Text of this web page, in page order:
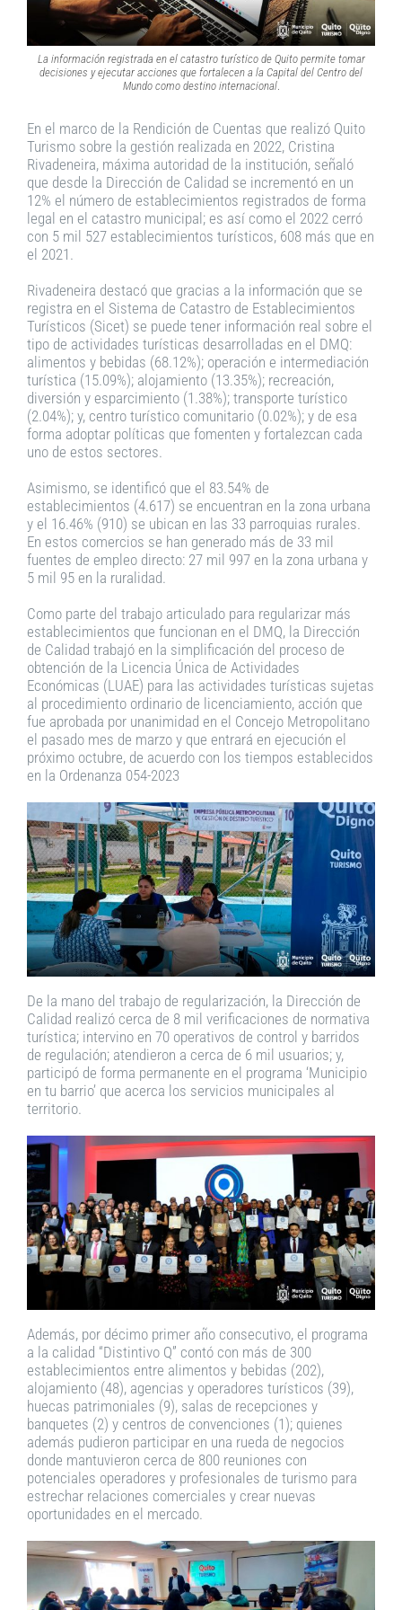
La información registrada en el catastro turístico de Quito permite tomar
decisiones y ejecutar acciones que fortalecen a la Capital del Centro del
Mundo como destino internacional.
En el marco de la Rendición de Cuentas que realizó Quito
Turismo sobre la gestión realizada en 2022, Cristina
Rivadeneira, máxima autoridad de la institución, señaló
que desde la Dirección de Calidad se incrementó en un
12% el número de establecimientos registrados de forma
legal en el catastro municipal; es así como el 2022 cerró
con 5 mil 527 establecimientos turísticos, 608 más que en
el 2021.
Rivadeneira destacó que gracias a la información que se
registra en el Sistema de Catastro de Establecimientos
Turísticos (Sicet) se puede tener información real sobre el
tipo de actividades turísticas desarrolladas en el DMQ:
alimentos y bebidas (68.12%); operación e intermediación
turística (15.09%); alojamiento (13.35%); recreación,
diversión y esparcimiento (1.38%); transporte turístico
(2.04%); y, centro turístico comunitario (0.02%); y de esa
forma adoptar políticas que fomenten y fortalezcan cada
uno de estos sectores.
Asimismo, se identificó que el 83.54% de
establecimientos (4.617) se encuentran en la zona urbana
y el 16.46% (910) se ubican en las 33 parroquias rurales.
En estos comercios se han generado más de 33 mil
fuentes de empleo directo: 27 mil 997 en la zona urbana y
5 mil 95 en la ruralidad.
Como parte del trabajo articulado para regularizar más
establecimientos que funcionan en el DMQ, la Dirección
de Calidad trabajó en la simplificación del proceso de
obtención de la Licencia Única de Actividades
Económicas (LUAE) para las actividades turísticas sujetas
al procedimiento ordinario de licenciamiento, acción que
fue aprobada por unanimidad en el Concejo Metropolitano
el pasado mes de marzo y que entrará en ejecución el
próximo octubre, de acuerdo con los tiempos establecidos
en la Ordenanza 054-2023
De la mano del trabajo de regularización, la Dirección de
Calidad realizó cerca de 8 mil verificaciones de normativa
turística; intervino en 70 operativos de control y barridos
de regulación; atendieron a cerca de 6 mil usuarios; y,
participó de forma permanente en el programa ‘Municipio
en tu barrio’ que acerca los servicios municipales al
territorio.
Además, por décimo primer año consecutivo, el programa
a la calidad “Distintivo Q” contó con más de 300
establecimientos entre alimentos y bebidas (202),
alojamiento (48), agencias y operadores turísticos (39),
huecas patrimoniales (9), salas de recepciones y
banquetes (2) y centros de convenciones (1); quienes
además pudieron participar en una rueda de negocios
donde mantuvieron cerca de 800 reuniones con
potenciales operadores y profesionales de turismo para
estrechar relaciones comerciales y crear nuevas
oportunidades en el mercado.